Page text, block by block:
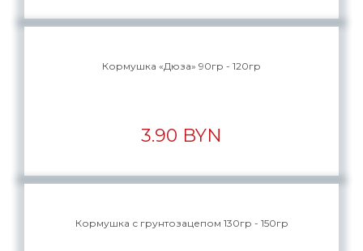
Кормушка «Дюза» 90гр - 120гр
3.90 BYN
Кормушка с грунтозацепом 130гр - 150гр